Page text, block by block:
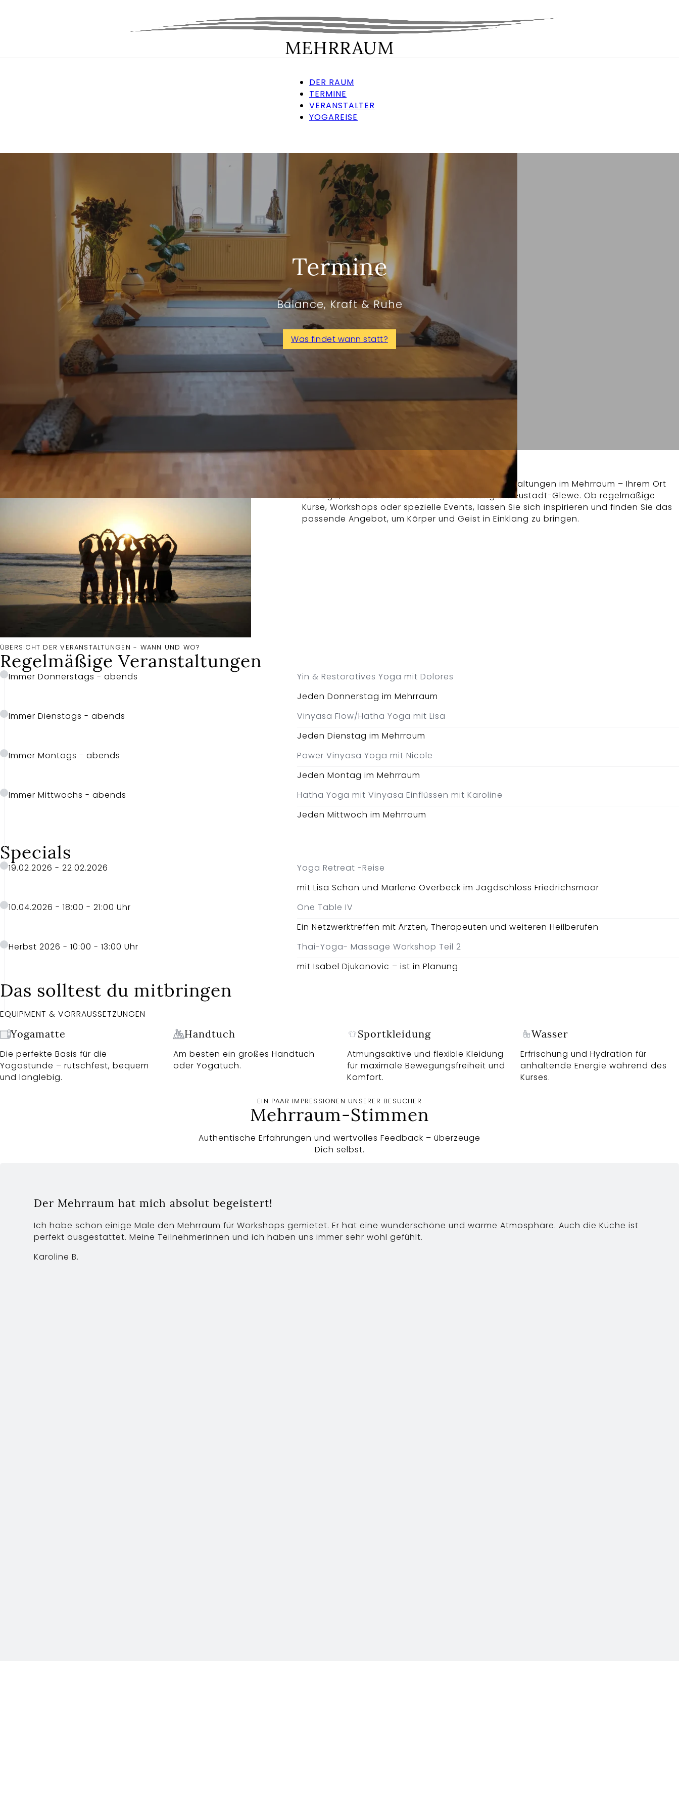
MEHRRAUM
DER RAUM
TERMINE
VERANSTALTER
YOGAREISE
Termine
Balance, Kraft & Ruhe
Was findet wann statt?
Informationen
Hier finden Sie alle aktuellen Termine und Veranstaltungen im Mehrraum – Ihrem Ort
für Yoga, Meditation und kreative Entfaltung in Neustadt-Glewe. Ob regelmäßige
Kurse, Workshops oder spezielle Events, lassen Sie sich inspirieren und finden Sie das
passende Angebot, um Körper und Geist in Einklang zu bringen.
Regelmäßige Veranstaltungen
ÜBERSICHT DER VERANSTALTUNGEN - WANN UND WO?
Immer Donnerstags - abends
Yin & Restoratives Yoga mit Dolores
Jeden Donnerstag im Mehrraum
Immer Dienstags - abends
Vinyasa Flow/Hatha Yoga mit Lisa
Jeden Dienstag im Mehrraum
Immer Montags - abends
Power Vinyasa Yoga mit Nicole
Jeden Montag im Mehrraum
Immer Mittwochs - abends
Hatha Yoga mit Vinyasa Einflüssen mit Karoline
Jeden Mittwoch im Mehrraum
Specials
19.02.2026 - 22.02.2026
Yoga Retreat -Reise
mit Lisa Schön und Marlene Overbeck im Jagdschloss Friedrichsmoor
10.04.2026 - 18:00 - 21:00 Uhr
One Table IV
Ein Netzwerktreffen mit Ärzten, Therapeuten und weiteren Heilberufen
Herbst 2026 - 10:00 - 13:00 Uhr
Thai-Yoga- Massage Workshop Teil 2
mit Isabel Djukanovic – ist in Planung
Das solltest du mitbringen
EQUIPMENT & VORRAUSSETZUNGEN
Yogamatte
Die perfekte Basis für die
Yogastunde – rutschfest, bequem
und langlebig.
Handtuch
Am besten ein großes Handtuch
oder Yogatuch.
Sportkleidung
Atmungsaktive und flexible Kleidung
für maximale Bewegungsfreiheit und
Komfort.
Wasser
Erfrischung und Hydration für
anhaltende Energie während des
Kurses.
EIN PAAR IMPRESSIONEN UNSERER BESUCHER
Mehrraum-Stimmen
Authentische Erfahrungen und wertvolles Feedback – überzeuge
Dich selbst.
Der Mehrraum hat mich absolut begeistert!
Ich habe schon einige Male den Mehrraum für Workshops gemietet. Er hat eine wunderschöne und warme Atmosphäre. Auch die Küche ist
perfekt ausgestattet. Meine Teilnehmerinnen und ich haben uns immer sehr wohl gefühlt.
Karoline B.